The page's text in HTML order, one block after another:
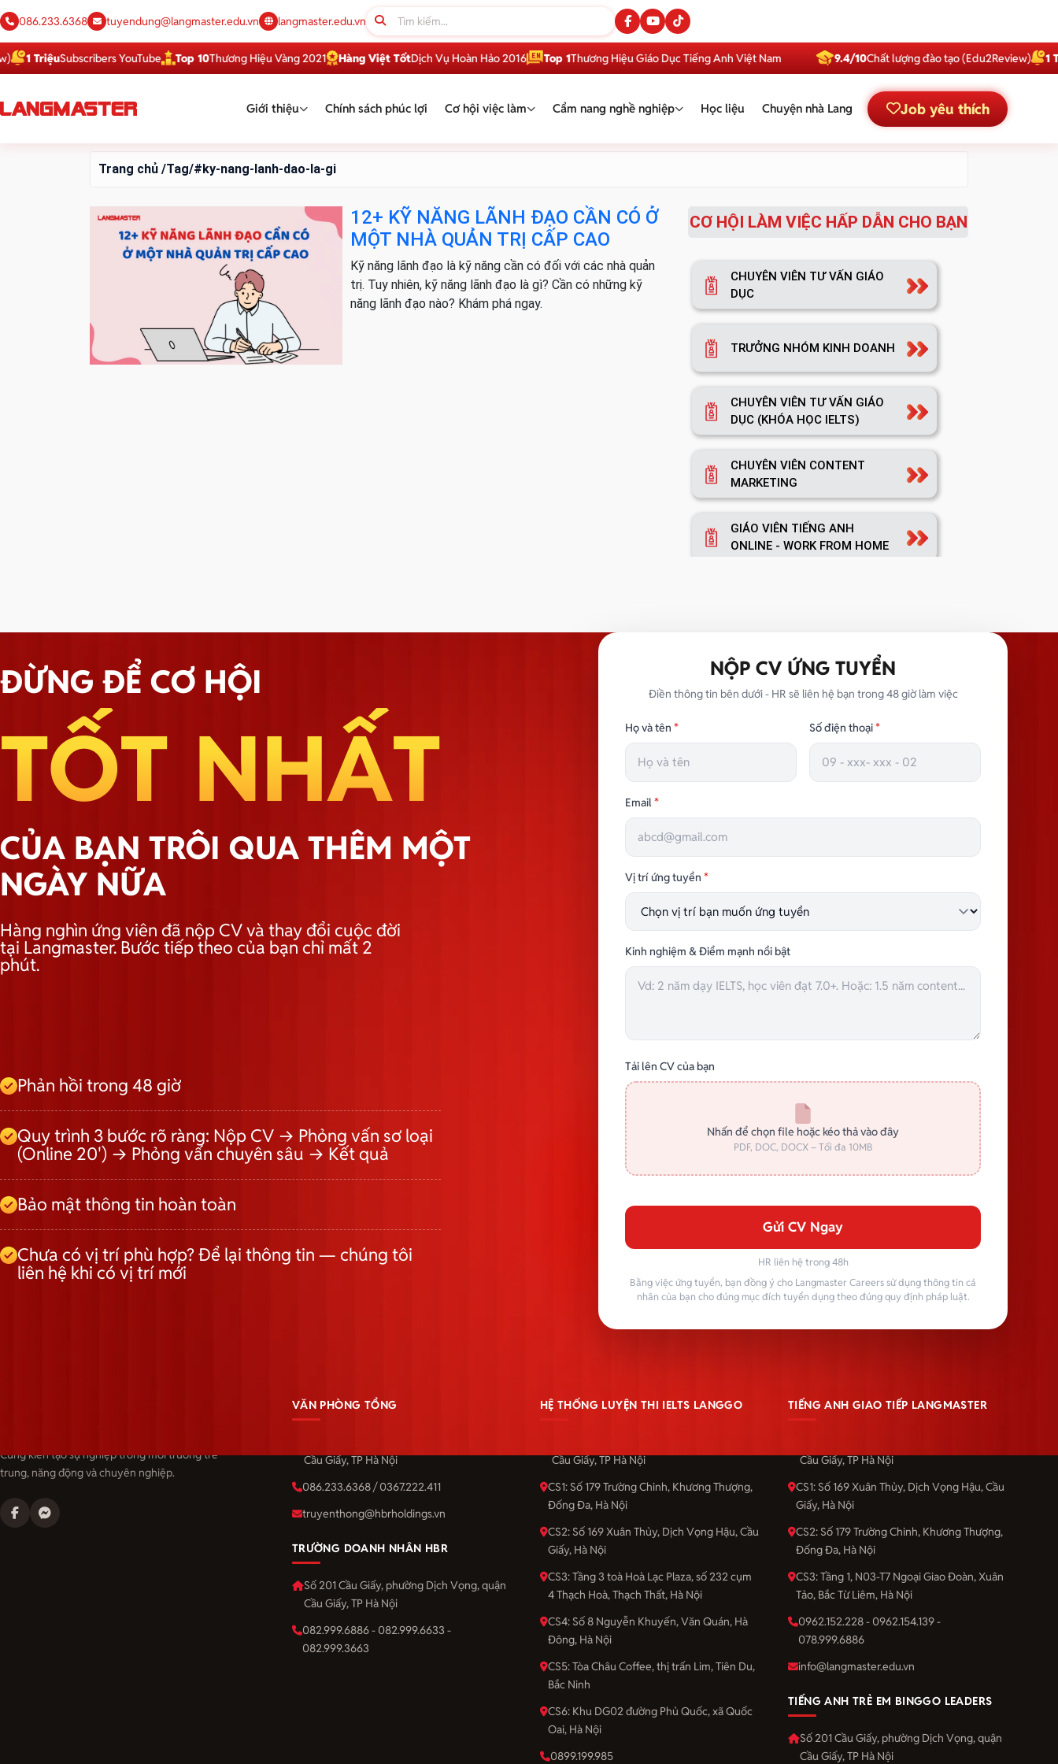
086.233.6368 tuyendung@langmaster.edu.vn langmaster.edu.vn
1 TriệuSubscribers YouTube Top 10Thương Hiệu Vàng 2021 Hàng Việt TốtDịch Vụ Hoàn Hảo 2016 Top 1Thương Hiệu Giáo Dục Tiếng Anh Việt Nam 9.4/10Chất lượng đào tạo (Edu2Review) 1
Giới thiệu Chính sách phúc lợi Cơ hội việc làm Cẩm nang nghề nghiệp Học liệu Chuyện nhà Lang Job yêu thích
Trang chủ /Tag/#ky-nang-lanh-dao-la-gi
12+ KỸ NĂNG LÃNH ĐẠO CẦN CÓ Ở
MỘT NHÀ QUẢN TRỊ CẤP CAO
Kỹ năng lãnh đạo là kỹ năng cần có đối với các nhà quản
trị. Tuy nhiên, kỹ năng lãnh đạo là gì? Cần có những kỹ
năng lãnh đạo nào? Khám phá ngay.
CƠ HỘI LÀM VIỆC HẤP DẪN CHO BẠN
CHUYÊN VIÊN TƯ VẤN GIÁO
DỤC
TRƯỞNG NHÓM KINH DOANH
CHUYÊN VIÊN TƯ VẤN GIÁO
DỤC (KHÓA HỌC IELTS)
CHUYÊN VIÊN CONTENT
MARKETING
GIÁO VIÊN TIẾNG ANH
ONLINE - WORK FROM HOME
TRƯỞNG PHÒNG MARKETING
TRƯỞNG NHÓM HÀNH CHÍNH
ĐỪNG ĐỂ CƠ HỘI
TỐT NHẤT
CỦA BẠN TRÔI QUA THÊM MỘT
NGÀY NỮA
Hàng nghìn ứng viên đã nộp CV và thay đổi cuộc đời
tại Langmaster. Bước tiếp theo của bạn chỉ mất 2
phút.
Phản hồi trong 48 giờ
Quy trình 3 bước rõ ràng: Nộp CV → Phỏng vấn sơ loại
(Online 20') → Phỏng vấn chuyên sâu → Kết quả
Bảo mật thông tin hoàn toàn
Chưa có vị trí phù hợp? Để lại thông tin — chúng tôi
liên hệ khi có vị trí mới
NỘP CV ỨNG TUYỂN
Điền thông tin bên dưới - HR sẽ liên hệ bạn trong 48 giờ làm việc
Họ và tên * Số điện thoại*
Email*
Vị trí ứng tuyển *
Kinh nghiệm & Điểm mạnh nổi bật
Tải lên CV của bạn
Nhấn để chọn file hoặc kéo thả vào đây
PDF, DOC, DOCX – Tối đa 10MB
Gửi CV Ngay
HR liên hệ trong 48h
Bằng việc ứng tuyển, bạn đồng ý cho Langmaster Careers sử dụng thông tin cá
nhân của bạn cho đúng mục đích tuyển dụng theo đúng quy định pháp luật.
Cùng kiến tạo sự nghiệp trong môi trường trẻ
trung, năng động và chuyên nghiệp.
VĂN PHÒNG TỔNG
Cầu Giấy, TP Hà Nội
086.233.6368 / 0367.222.411
truyenthong@hbrholdings.vn
TRƯỜNG DOANH NHÂN HBR
Số 201 Cầu Giấy, phường Dịch Vọng, quận
Cầu Giấy, TP Hà Nội
082.999.6886 - 082.999.6633 -
082.999.3663
HỆ THỐNG LUYỆN THI IELTS LANGGO
Cầu Giấy, TP Hà Nội
CS1: Số 179 Trường Chinh, Khương Thượng,
Đống Đa, Hà Nội
CS2: Số 169 Xuân Thủy, Dịch Vọng Hậu, Cầu
Giấy, Hà Nội
CS3: Tầng 3 toà Hoà Lạc Plaza, số 232 cụm
4 Thạch Hoà, Thạch Thất, Hà Nội
CS4: Số 8 Nguyễn Khuyến, Văn Quán, Hà
Đông, Hà Nội
CS5: Tòa Châu Coffee, thị trấn Lim, Tiên Du,
Bắc Ninh
CS6: Khu DG02 đường Phủ Quốc, xã Quốc
Oai, Hà Nội
0899.199.985
TIẾNG ANH GIAO TIẾP LANGMASTER
Cầu Giấy, TP Hà Nội
CS1: Số 169 Xuân Thủy, Dịch Vọng Hậu, Cầu
Giấy, Hà Nội
CS2: Số 179 Trường Chinh, Khương Thượng,
Đống Đa, Hà Nội
CS3: Tầng 1, N03-T7 Ngoại Giao Đoàn, Xuân
Tảo, Bắc Từ Liêm, Hà Nội
0962.152.228 - 0962.154.139 -
078.999.6886
info@langmaster.edu.vn
TIẾNG ANH TRẺ EM BINGGO LEADERS
Số 201 Cầu Giấy, phường Dịch Vọng, quận
Cầu Giấy, TP Hà Nội